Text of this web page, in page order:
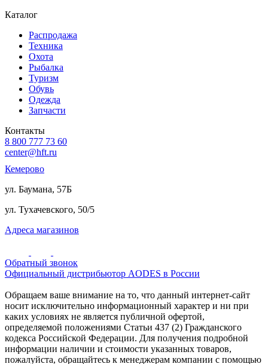
Каталог
Распродажа
Техника
Охота
Рыбалка
Туризм
Обувь
Одежда
Запчасти
Контакты
8 800 777 73 60
center@hft.ru
Кемерово
ул. Баумана, 57Б
ул. Тухачевского, 50/5
Адреса магазинов
Обратный звонок
Официальный дистрибьютор AODES в России
Обращаем ваше внимание на то, что данный интернет-сайт
носит исключительно информационный характер и ни при
каких условиях не является публичной офертой,
определяемой положениями Статьи 437 (2) Гражданского
кодекса Российской Федерации. Для получения подробной
информации наличии и стоимости указанных товаров,
пожалуйста, обращайтесь к менеджерам компании с помощью